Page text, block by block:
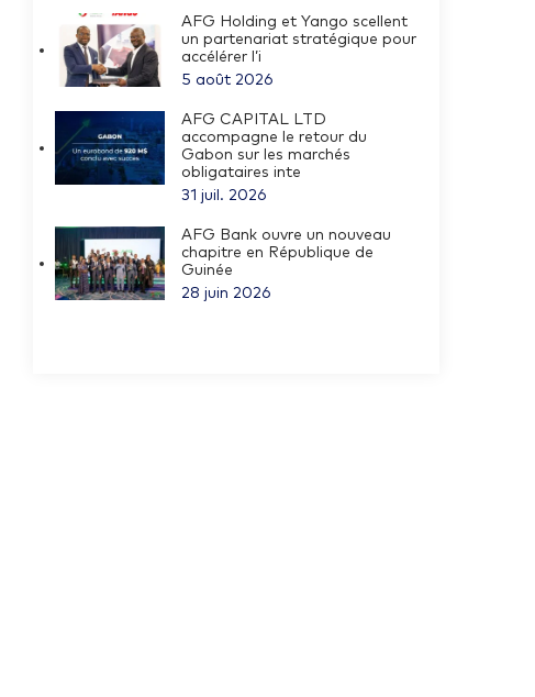
AFG Holding et Yango scellent
un partenariat stratégique pour
accélérer l’i
5 août 2026
AFG CAPITAL LTD
accompagne le retour du
Gabon sur les marchés
obligataires inte
31 juil. 2026
AFG Bank ouvre un nouveau
chapitre en République de
Guinée
28 juin 2026